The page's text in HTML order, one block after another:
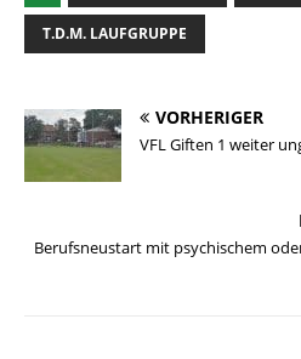
T.D.M. LAUFGRUPPE
VORHERIGER
VFL Giften 1 weiter
Berufsneustart mit psychischem